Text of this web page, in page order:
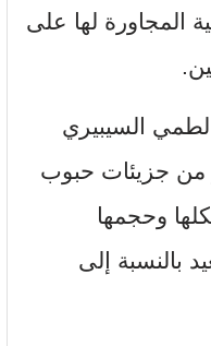
المجاورة لها على
السيبيري
من جزيئات حبوب
وحجمها
بالنسبة إلى